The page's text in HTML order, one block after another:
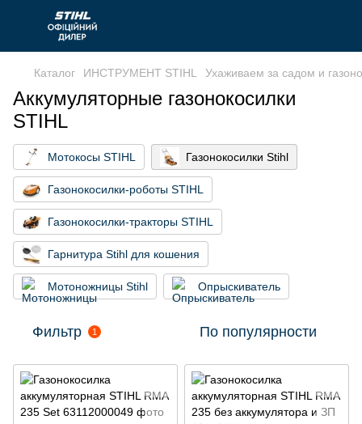
Каталог ИНСТРУМЕНТ STIHL Ухаживаем за садом и
Аккумуляторные газонокосилки
STIHL
Мотокосы STIHL Газонокосилки Stihl
Газонокосилки-роботы STIHL
Газонокосилки-тракторы STIHL
Гарнитура Stihl для кошения
Мотоножницы Stihl Опрыскиватель
Фильтр 1 По популярности